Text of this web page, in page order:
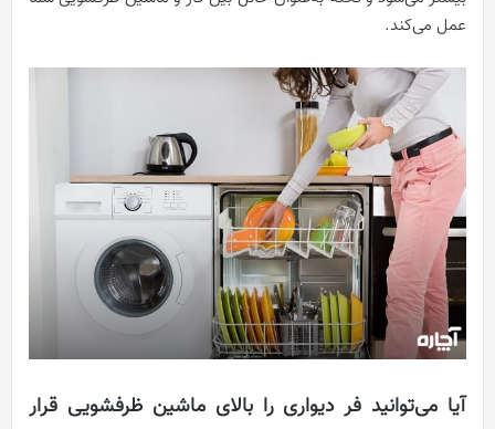
عمل می‌کند.
آیا می‌توانید فر دیواری را بالای ماشین ظرفشویی قرار